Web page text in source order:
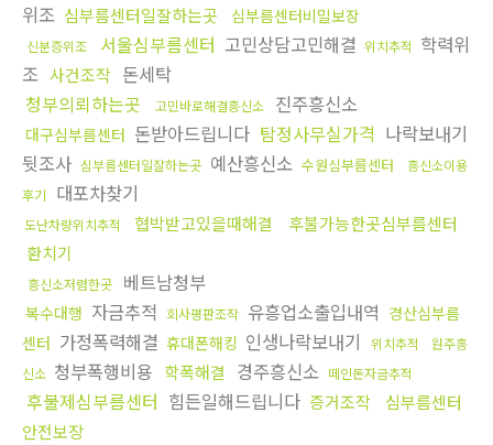
위조 심부름센터일잘하는곳 심부름센터비밀보장
신분증위조 서울심부름센터 고민상담고민해결 위치추적 학력위
조 사건조작 돈세탁
청부의뢰하는곳
고민바로해결흥신소 진주흥신소
대구심부름센터 돈받아드립니다 탐정사무실가격 나락보내기
뒷조사 심부름센터일잘하는곳 예산흥신소 수원심부름센터
흥신소이용
후기
대포차찾기
도난차량위치추적 협박받고있을때해결
후불가능한곳심부름센터
환치기
흥신소저렴한곳 베트남청부
복수대행 자금추적 회사평판조작 유흥업소출입내역 경산심부름
센터 가정폭력해결 휴대폰해킹 인생나락보내기 위치추적
원주흥
신소 청부폭행비용 학폭해결 경주흥신소 떼인돈자금추적
후불제심부름센터 힘든일해드립니다 증거조작
심부름센터
안전보장